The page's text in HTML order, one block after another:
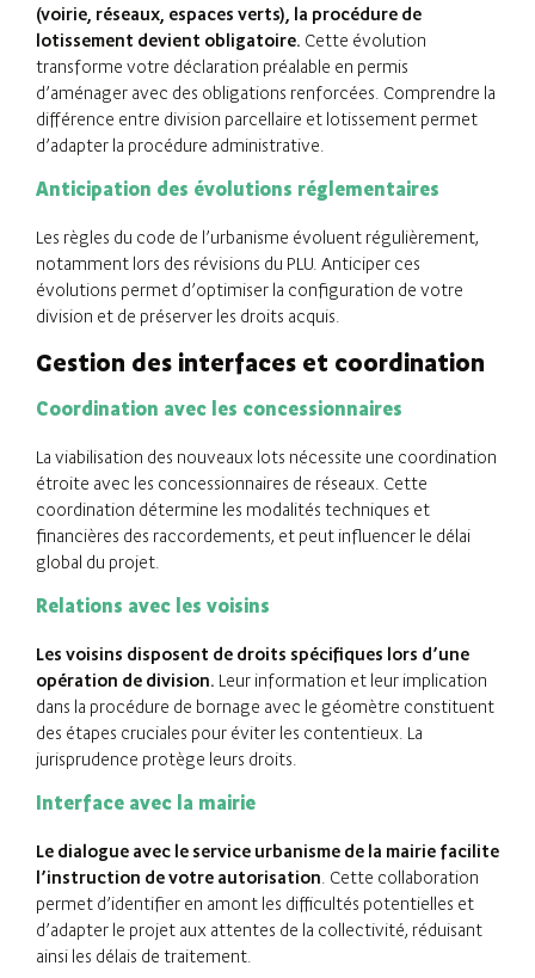
(voirie, réseaux, espaces verts), la procédure de
lotissement devient obligatoire. Cette évolution
transforme votre déclaration préalable en permis
d’aménager avec des obligations renforcées. Comprendre la
différence entre division parcellaire et lotissement permet
d’adapter la procédure administrative.
Anticipation des évolutions réglementaires
Les règles du code de l’urbanisme évoluent régulièrement,
notamment lors des révisions du PLU. Anticiper ces
évolutions permet d’optimiser la configuration de votre
division et de préserver les droits acquis.
Gestion des interfaces et coordination
Coordination avec les concessionnaires
La viabilisation des nouveaux lots nécessite une coordination
étroite avec les concessionnaires de réseaux. Cette
coordination détermine les modalités techniques et
financières des raccordements, et peut influencer le délai
global du projet.
Relations avec les voisins
Les voisins disposent de droits spécifiques lors d’une
opération de division. Leur information et leur implication
dans la procédure de bornage avec le géomètre constituent
des étapes cruciales pour éviter les contentieux. La
jurisprudence protège leurs droits.
Interface avec la mairie
Le dialogue avec le service urbanisme de la mairie facilite
l’instruction de votre autorisation . Cette collaboration
permet d’identifier en amont les difficultés potentielles et
d’adapter le projet aux attentes de la collectivité, réduisant
ainsi les délais de traitement.